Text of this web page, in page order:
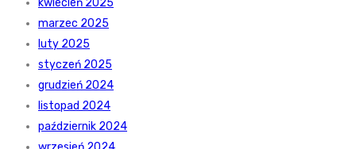
kwiecień 2025
marzec 2025
luty 2025
styczeń 2025
grudzień 2024
listopad 2024
październik 2024